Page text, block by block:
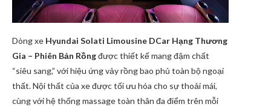
Dòng xe Hyundai Solati Limousine DCar Hạng Thương
Gia – Phiên Bản Rồngđược thiết kế mang đậm chất
“siêu sang,” với hiệu ứng vảy rồng bao phủ toàn bộ ngoại
thất. Nội thất của xe được tối ưu hóa cho sự thoải mái,
cùng với hệ thống massage toàn thân đa điểm trên mỗi